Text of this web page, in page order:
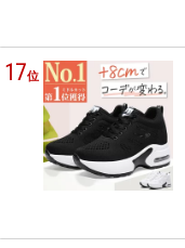
17位